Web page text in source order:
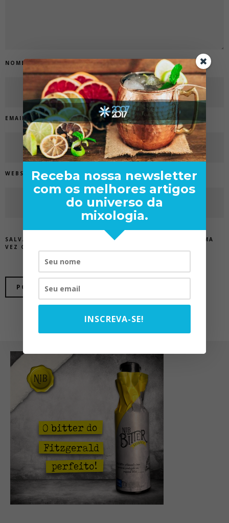
NOME
EMAIL
WEBSITE
SALVAR MEUS DADOS NESTE NAVEGADOR PARA A PRÓXIMA
VEZ QUE EU COMENTAR.
Receba nossa newsletter
com os melhores artigos
do universo da
mixologia.
INSCREVA-SE!